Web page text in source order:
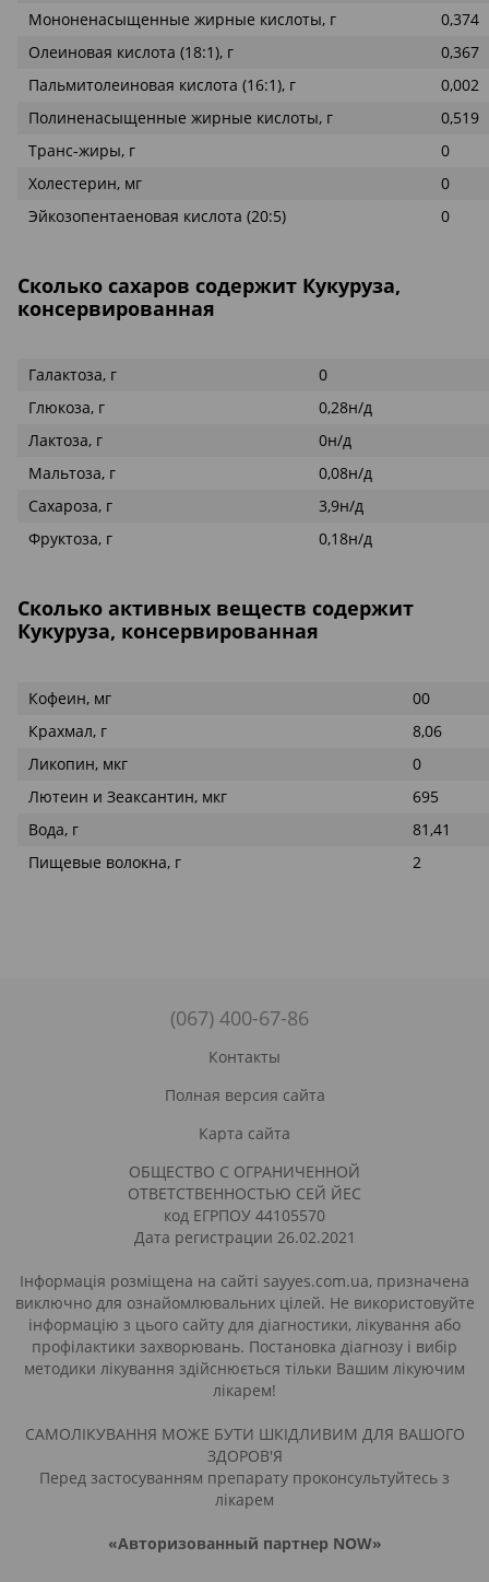
Мононенасыщенные жирные кислоты, г
0,374
Олеиновая кислота (18:1), г
0,367
Пальмитолеиновая кислота (16:1), г
0,002
Полиненасыщенные жирные кислоты, г
0,519
Транс-жиры, г
0
Холестерин, мг
0
Эйкозопентаеновая кислота (20:5)
0
Сколько сахаров содержит Кукуруза,
консервированная
Галактоза, г
0
Глюкоза, г
0,28н/д
Лактоза, г
0н/д
Мальтоза, г
0,08н/д
Сахароза, г
3,9н/д
Фруктоза, г
0,18н/д
Сколько активных веществ содержит
Кукуруза, консервированная
Кофеин, мг
00
Крахмал, г
8,06
Ликопин, мкг
0
Лютеин и Зеаксантин, мкг
695
Вода, г
81,41
Пищевые волокна, г
2
(067) 400-67-86
Контакты
Полная версия сайта
Карта сайта
ОБЩЕСТВО С ОГРАНИЧЕННОЙ
ОТВЕТСТВЕННОСТЬЮ СЕЙ ЙЕС
код ЕГРПОУ 44105570
Дата регистрации 26.02.2021
Інформація розміщена на сайті sayyes.com.ua, призначена
виключно для ознайомлювальних цілей. Не використовуйте
інформацію з цього сайту для діагностики, лікування або
профілактики захворювань. Постановка діагнозу і вибір
методики лікування здійснюється тільки Вашим лікуючим
лікарем!
САМОЛІКУВАННЯ МОЖЕ БУТИ ШКІДЛИВИМ ДЛЯ ВАШОГО
ЗДОРОВ'Я
Перед застосуванням препарату проконсультуйтесь з
лікарем
«Авторизованный партнер NOW»